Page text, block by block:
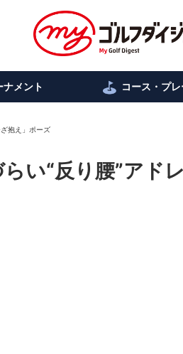
ナメント コース・プ
抱え」ポーズ
い“反り腰”アド